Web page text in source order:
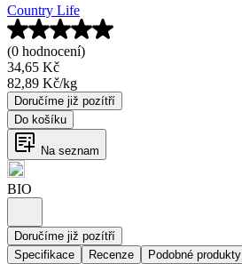
Country Life
(0 hodnocení)
34,65 Kč
82,89 Kč/kg
Doručíme již pozítří
Do košíku
Na seznam
BIO
Doručíme již pozítří
Specifikace
Recenze Podobné produkty